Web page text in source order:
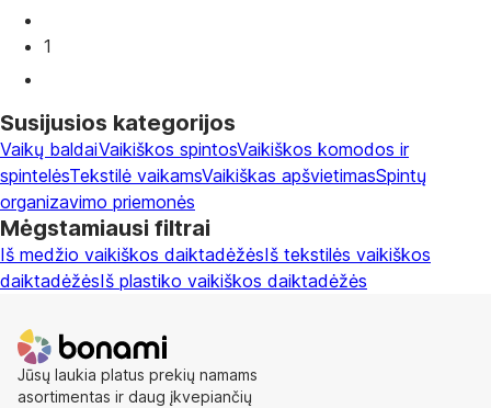
1
Susijusios kategorijos
Vaikų baldaiVaikiškos spintosVaikiškos komodos ir
spintelėsTekstilė vaikamsVaikiškas apšvietimasSpintų
organizavimo priemonės
Mėgstamiausi filtrai
Iš medžio vaikiškos daiktadėžėsIš tekstilės vaikiškos
daiktadėžėsIš plastiko vaikiškos daiktadėžės
Jūsų laukia platus prekių namams
asortimentas ir daug įkvepiančių